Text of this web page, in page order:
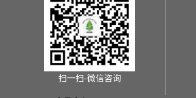
扫一扫-微信咨询